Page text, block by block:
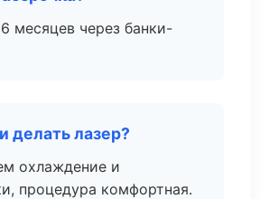
месяцев через банки-
делать лазер?
охлаждение и
процедура комфортная.